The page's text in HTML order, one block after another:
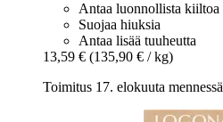
Antaa luonnollista kiiltoa
Suojaa hiuksia
Antaa lisää tuuheutta
13,59 € (135,90 € / kg)
Toimitus 17. elokuuta mennessä